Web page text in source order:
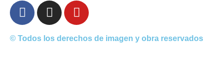
© Todos los derechos de imagen y obra reservados